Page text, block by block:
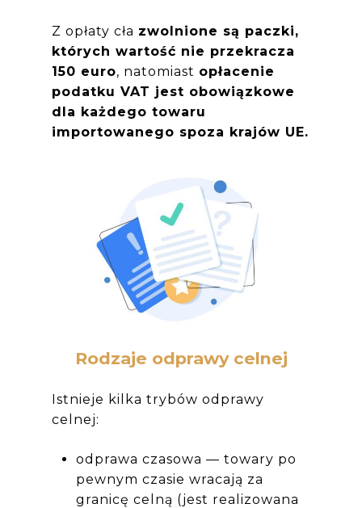
Z opłaty cła zwolnione są paczki,
których wartość nie przekracza
150 euro, natomiast opłacenie
podatku VAT jest obowiązkowe
dla każdego towaru
importowanego spoza krajów UE.
Rodzaje odprawy celnej
Istnieje kilka trybów odprawy
celnej:
odprawa czasowa — towary po
pewnym czasie wracają za
granicę celną (jest realizowana